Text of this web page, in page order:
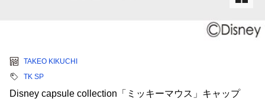
TAKEO KIKUCHI
TK SP
Disney capsule collection「ミッキーマウス」キャップ